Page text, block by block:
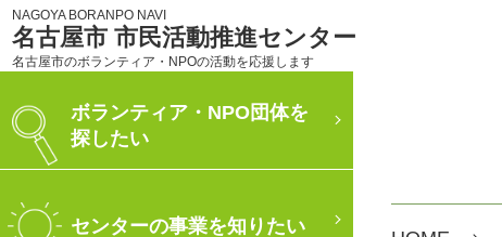
NAGOYA BORANPO NAVI
名古屋市 市民活動推進センター
名古屋市のボランティア・NPOの活動を応援します
ボランティア・NPO団体を
探したい
センターの事業を知りたい